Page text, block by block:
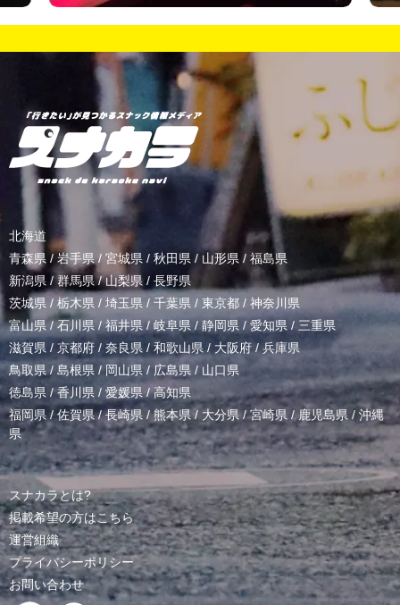
北海道
青森県 / 岩手県/ 宮城県 / 秋田県 / 山形県/ 福島県
新潟県 /群馬県/山梨県 / 長野県
茨城県 / 栃木県 / 埼玉県 / 千葉県 / 東京都 / 神奈川県
富山県 /石川県/福井県/岐阜県 / 静岡県 / 愛知県 / 三重県
滋賀県 / 京都府 / 奈良県 / 和歌山県/ 大阪府 /兵庫県
鳥取県/ 島根県 /岡山県/ 広島県 / 山口県
徳島県 /香川県 / 愛媛県/高知県
福岡県/佐賀県/長崎県 /熊本県/ 大分県/宮崎県 /鹿児島県 / 沖縄
県
スナカラとは?
掲載希望の方はこちら
運営組織
プライバシーポリシー
お問い合わせ